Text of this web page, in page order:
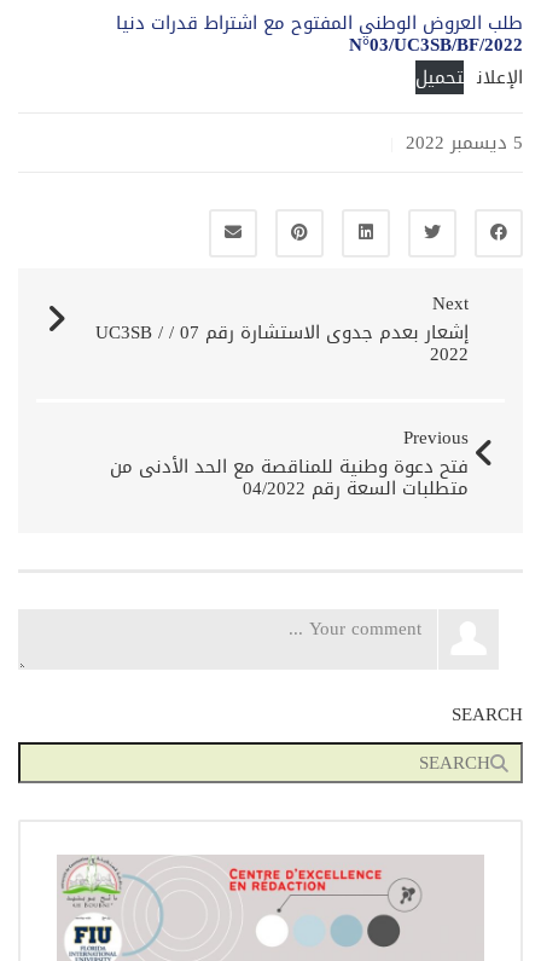
طلب العروض الوطني المفتوح مع اشتراط قدرات دنيا
N°03/UC3SB/BF/2022
الإعلان تحميل
5 ديسمبر 2022
Next
إشعار بعدم جدوى الاستشارة رقم 07 / UC3SB /
2022
Previous
فتح دعوة وطنية للمناقصة مع الحد الأدنى من
متطلبات السعة رقم 04/2022
SEARCH